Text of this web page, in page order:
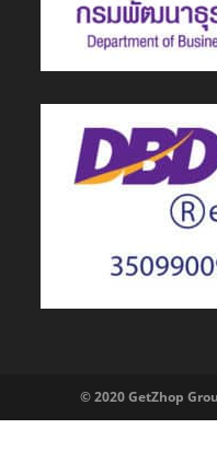
© 2020 GetZhop